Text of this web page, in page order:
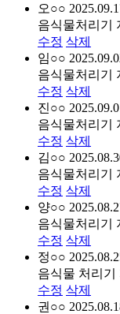
오○○
음식물처리기
수정 삭제
임○○
음식물처리기
수정 삭제
진○○
음식물처리기
수정 삭제
김○○
음식물처리기
수정 삭제
양○○
음식물처리기
수정 삭제
정○○
음식물 처리
수정 삭제
권○○